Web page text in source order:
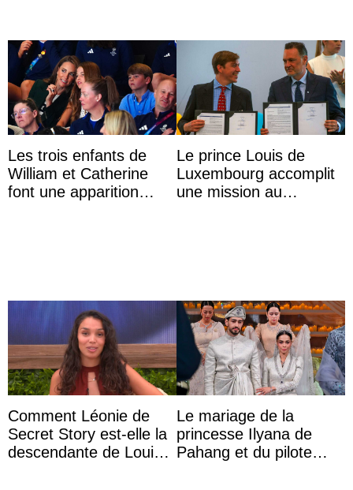
Les trois enfants de
William et Catherine
font une apparition
Le prince Louis de
Luxembourg accomplit
une mission au
Comment Léonie de
Secret Story est-elle la
descendante de Louis
Le mariage de la
princesse Ilyana de
Pahang et du pilote